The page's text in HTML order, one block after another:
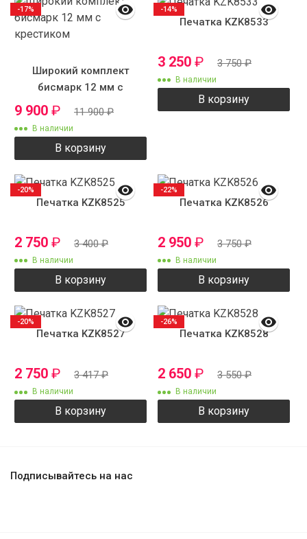
Широкий комплект
бисмарк 12 мм с
крестиком
9 900 ₽ 11 900₽
В наличии
В корзину
-17%
Печатка KZK8533
3 250 ₽ 3 750₽
В наличии
В корзину
-14%
Печатка KZK8525
2 750 ₽ 3 400₽
В наличии
В корзину
-20%
Печатка KZK8526
2 950 ₽ 3 750₽
В наличии
В корзину
-22%
Печатка KZK8527
2 750 ₽ 3 417₽
В наличии
В корзину
-20%
Печатка KZK8528
2 650 ₽ 3 550₽
В наличии
В корзину
-26%
Подписывайтесь на нас